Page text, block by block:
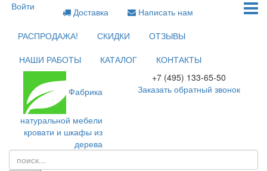
Войти Доставка
Написать нам
РАСПРОДАЖА!
СКИДКИ
ОТЗЫВЫ
НАШИ РАБОТЫ
КАТАЛОГ КОНТАКТЫ
Фабрика
натуральной мебели
кровати и шкафы из
дерева
+7 (495) 133-65-50
Заказать обратный звонок